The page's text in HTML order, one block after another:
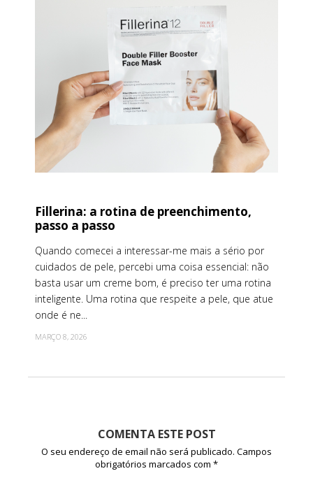
Fillerina: a rotina de preenchimento,
passo a passo
Quando comecei a interessar-me mais a sério por
cuidados de pele, percebi uma coisa essencial: não
basta usar um creme bom, é preciso ter uma rotina
inteligente. Uma rotina que respeite a pele, que atue
onde é ne...
MARÇO 8, 2026
COMENTA ESTE POST
O seu endereço de email não será publicado. Campos
obrigatórios marcados com *